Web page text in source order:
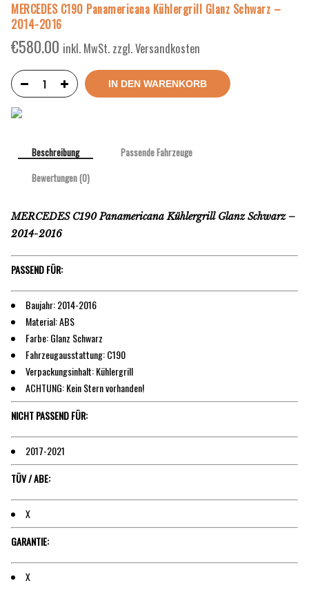
MERCEDES C190 Panamericana Kühlergrill Glanz Schwarz –
2014-2016
€580.00 inkl. MwSt. zzgl. Versandkosten
IN DEN WARENKORB
Beschreibung
Passende Fahrzeuge
Bewertungen (0)
MERCEDES C190 Panamericana Kühlergrill Glanz Schwarz –
2014-2016
PASSEND FÜR:
Baujahr: 2014-2016
Material: ABS
Farbe: Glanz Schwarz
Fahrzeugausstattung: C190
Verpackungsinhalt: Kühlergrill
ACHTUNG: Kein Stern vorhanden!
NICHT PASSEND FÜR:
2017-2021
TÜV / ABE:
X
GARANTIE:
X